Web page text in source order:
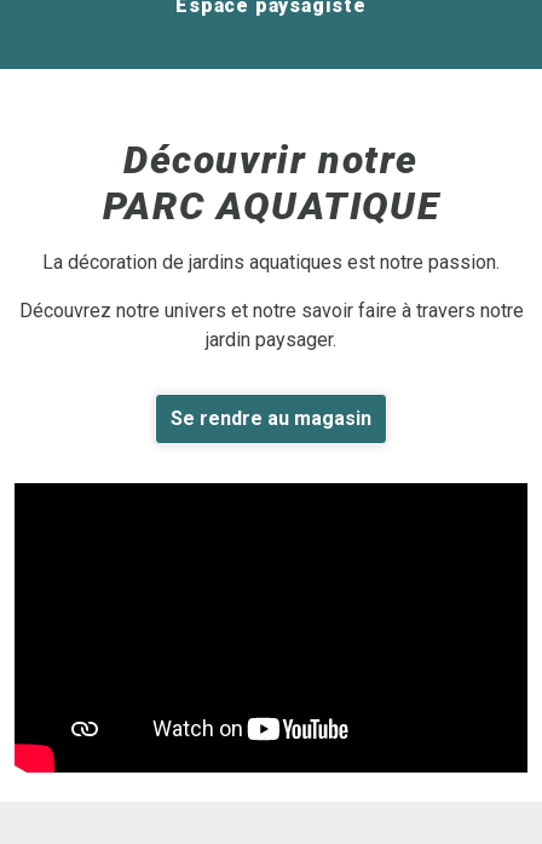
Espace paysagiste
Découvrir notre
PARC AQUATIQUE
La décoration de jardins aquatiques est notre passion.
Découvrez notre univers et notre savoir faire à travers notre
jardin paysager.
Se rendre au magasin